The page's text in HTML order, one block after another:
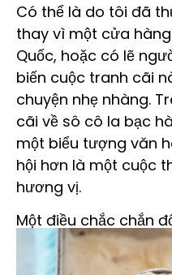
Có thể là do tôi đã
thay vì một cửa
Quốc, hoặc có lẽ
biến cuộc tranh cãi
chuyện nhẹ nhàng.
cãi về sô cô la bạc
một biểu tượng văn
hội hơn là một cuộc
hương vị.
Một điều chắc chắn
bạc hà vẫn là một
thích của tôi, và nó